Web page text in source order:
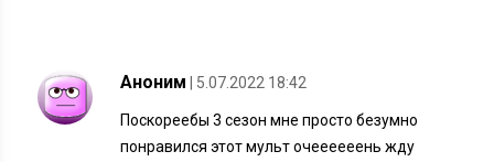
Аноним | 5.07.2022 18:42
Поскореебы 3 сезон мне просто безумно
понравился этот мульт очеееееень жду